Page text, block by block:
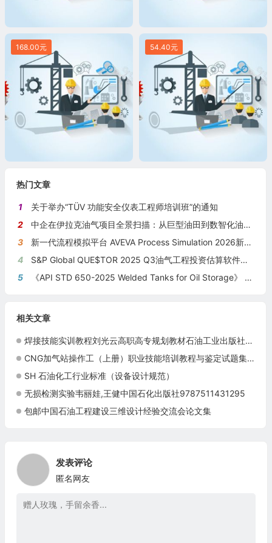
168.00元 54.40元
热门文章
1
关于举办“TÜV 功能安全仪表工程师培训班”的通知
2
中企在伊拉克油气项目全景扫描：从巨型油田到数智化油田的系统性布局
3
新一代流程模拟平台 AVEVA Process Simulation 2026新版本发布
4
S&P Global QUE$TOR 2025 Q3油气工程投资估算软件新版本发布
5
《API STD 650-2025 Welded Tanks for Oil Storage》 《钢制焊接储油罐》（中英文对照版）
相关文章
焊接技能实训教程刘光云高职高专规划教材石油工业出版社现货9787502170455
CNG加气站操作工（上册）职业技能培训教程与鉴定试题集9787502152888
SH 石油化工行业标准（设备设计规范）
无损检测实验韦丽娃,王健中国石化出版社9787511431295
包邮中国石油工程建设三维设计经验交流会论文集
发表评论
匿名网友